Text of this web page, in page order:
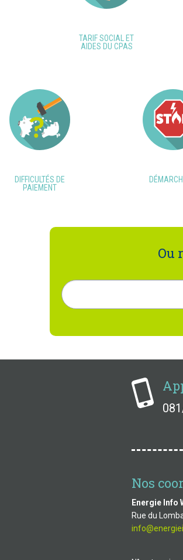
TARIF SOCIAL ET
AIDES DU CPAS
DIFFICULTÉS DE
PAIEMENT
Ou
Rechercher
Nos
Energie Info
Rue du